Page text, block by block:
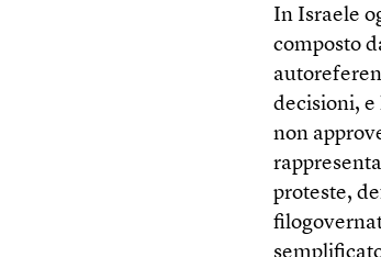
In Israele
composto
decisioni, e
non
proteste,